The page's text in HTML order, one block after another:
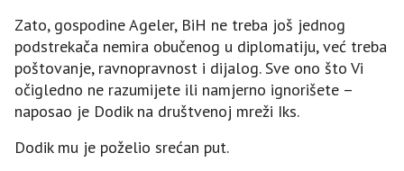
Zato, gospodine Ageler, BiH ne treba još jednog
podstrekača nemira obučenog u diplomatiju, već treba
poštovanje, ravnopravnost i dijalog. Sve ono što Vi
očigledno ne razumijete ili namjerno ignorišete –
naposao je Dodik na društvenoj mreži Iks.
Dodik mu je poželio srećan put.